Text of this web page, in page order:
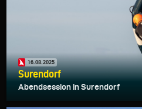
16.08.2025
Surendorf
Abendsession in Surendorf